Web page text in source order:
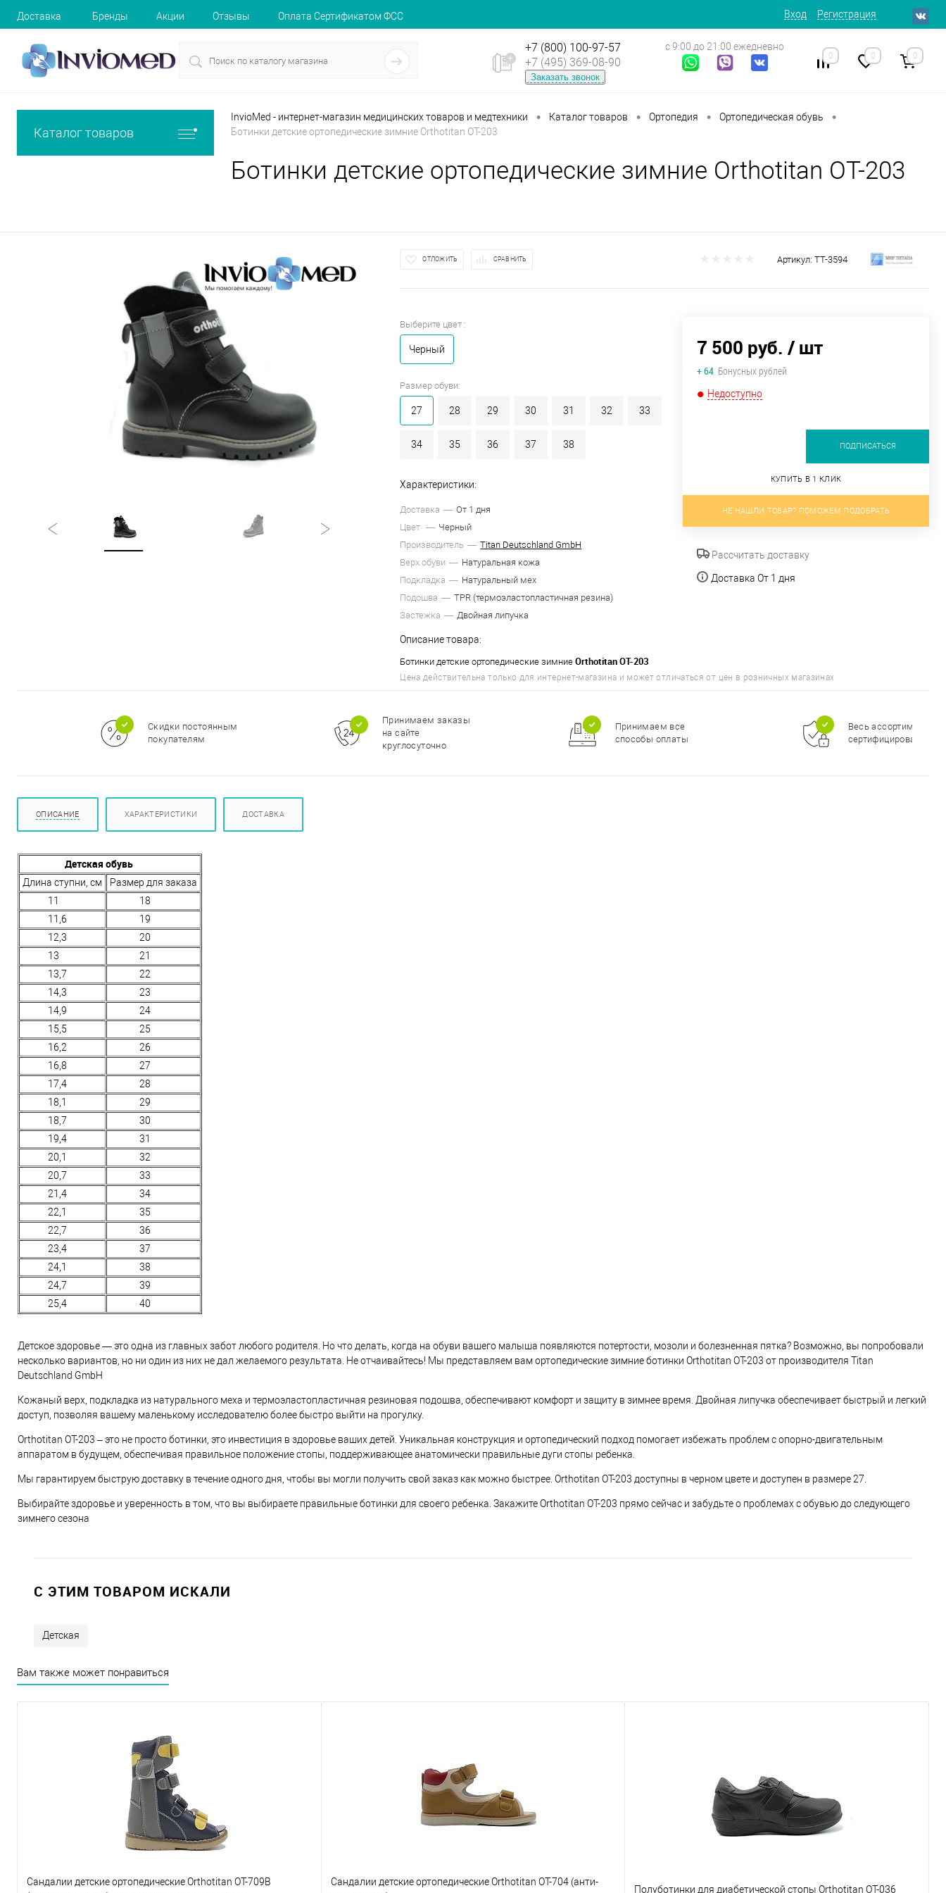
Доставка Бренды Акции Отзывы Оплата Сертификатом ФСС Вход Регистрация
+7 (800) 100-97-57
+7 (495) 369-08-90
Заказать звонок
с 9:00 до 21:00 ежедневно
0 0 0
Каталог товаров
InvioMed - интернет-магазин медицинских товаров и медтехники • Каталог товаров • Ортопедия • Ортопедическая обувь •
Ботинки детские ортопедические зимние Orthotitan OT-203
Ботинки детские ортопедические зимние Orthotitan OT-203
ОТЛОЖИТЬ СРАВНИТЬ Артикул: ТТ-3594
Выберите цвет :
Черный
Размер обуви:
27 28 29 30 31 32 33
34 35 36 37 38
Характеристики:
Доставка
От 1 дня
Цвет
Черный
Производитель
Titan Deutschland GmbH
Верх обуви
Натуральная кожа
Подкладка
Натуральный мех
Подошва
TPR (термоэластопластичная резина)
Застежка
Двойная липучка
Описание товара:
Ботинки детские ортопедические зимниеOrthotitan OT-203
7 500 руб. / шт
+ 64 Бонусных рублей
Недоступно
ПОДПИСАТЬСЯ
КУПИТЬ В 1 КЛИК
НЕ НАШЛИ ТОВАР? ПОМОЖЕМ ПОДОБРАТЬ
Рассчитать доставку
Доставка От 1 дня
Цена действительна только для интернет-магазина и может отличаться от цен в розничных магазинах
Скидки постоянным
покупателям
Принимаем заказы
на сайте
круглосуточно
Принимаем все
способы оплаты
Весь ассортимент
сертифицирован
ОПИСАНИЕ ХАРАКТЕРИСТИКИ ДОСТАВКА
Детская обувь
Длина ступни, см
Размер для заказа
11
18
11,6
19
12,3
20
13
21
13,7
22
14,3
23
14,9
24
15,5
25
16,2
26
16,8
27
17,4
28
18,1
29
18,7
30
19,4
31
20,1
32
20,7
33
21,4
34
22,1
35
22,7
36
23,4
37
24,1
38
24,7
39
25,4
40
Детское здоровье — это одна из главных забот любого родителя. Но что делать, когда на обуви вашего малыша появляются потертости, мозоли и болезненная пятка? Возможно, вы попробовали
несколько вариантов, но ни один из них не дал желаемого результата. Не отчаивайтесь! Мы представляем вам ортопедические зимние ботинки Orthotitan OT-203 от производителя Titan
Deutschland GmbH
Кожаный верх, подкладка из натурального меха и термоэластопластичная резиновая подошва, обеспечивают комфорт и защиту в зимнее время. Двойная липучка обеспечивает быстрый и легкий
доступ, позволяя вашему маленькому исследователю более быстро выйти на прогулку.
Orthotitan OT-203 – это не просто ботинки, это инвестиция в здоровье ваших детей. Уникальная конструкция и ортопедический подход помогает избежать проблем с опорно-двигательным
аппаратом в будущем, обеспечивая правильное положение стопы, поддерживающее анатомически правильные дуги стопы ребенка.
Мы гарантируем быструю доставку в течение одного дня, чтобы вы могли получить свой заказ как можно быстрее. Orthotitan OT-203 доступны в черном цвете и доступен в размере 27.
Выбирайте здоровье и уверенность в том, что вы выбираете правильные ботинки для своего ребенка. Закажите Orthotitan OT-203 прямо сейчас и забудьте о проблемах с обувью до следующего
зимнего сезона
C ЭТИМ ТОВАРОМ ИСКАЛИ
Детская
Вам также может понравиться
Сандалии детские ортопедические Orthotitan OT-709B
Сандалии детские ортопедические Orthotitan OT-704 (анти-
Полуботинки для диабетической стопы Orthotitan OT-036